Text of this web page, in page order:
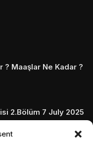
? Maaşlar Ne Kadar ?
2.Bölüm 7 July 2025